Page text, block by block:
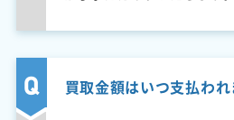
買取金額はいつ支払われ